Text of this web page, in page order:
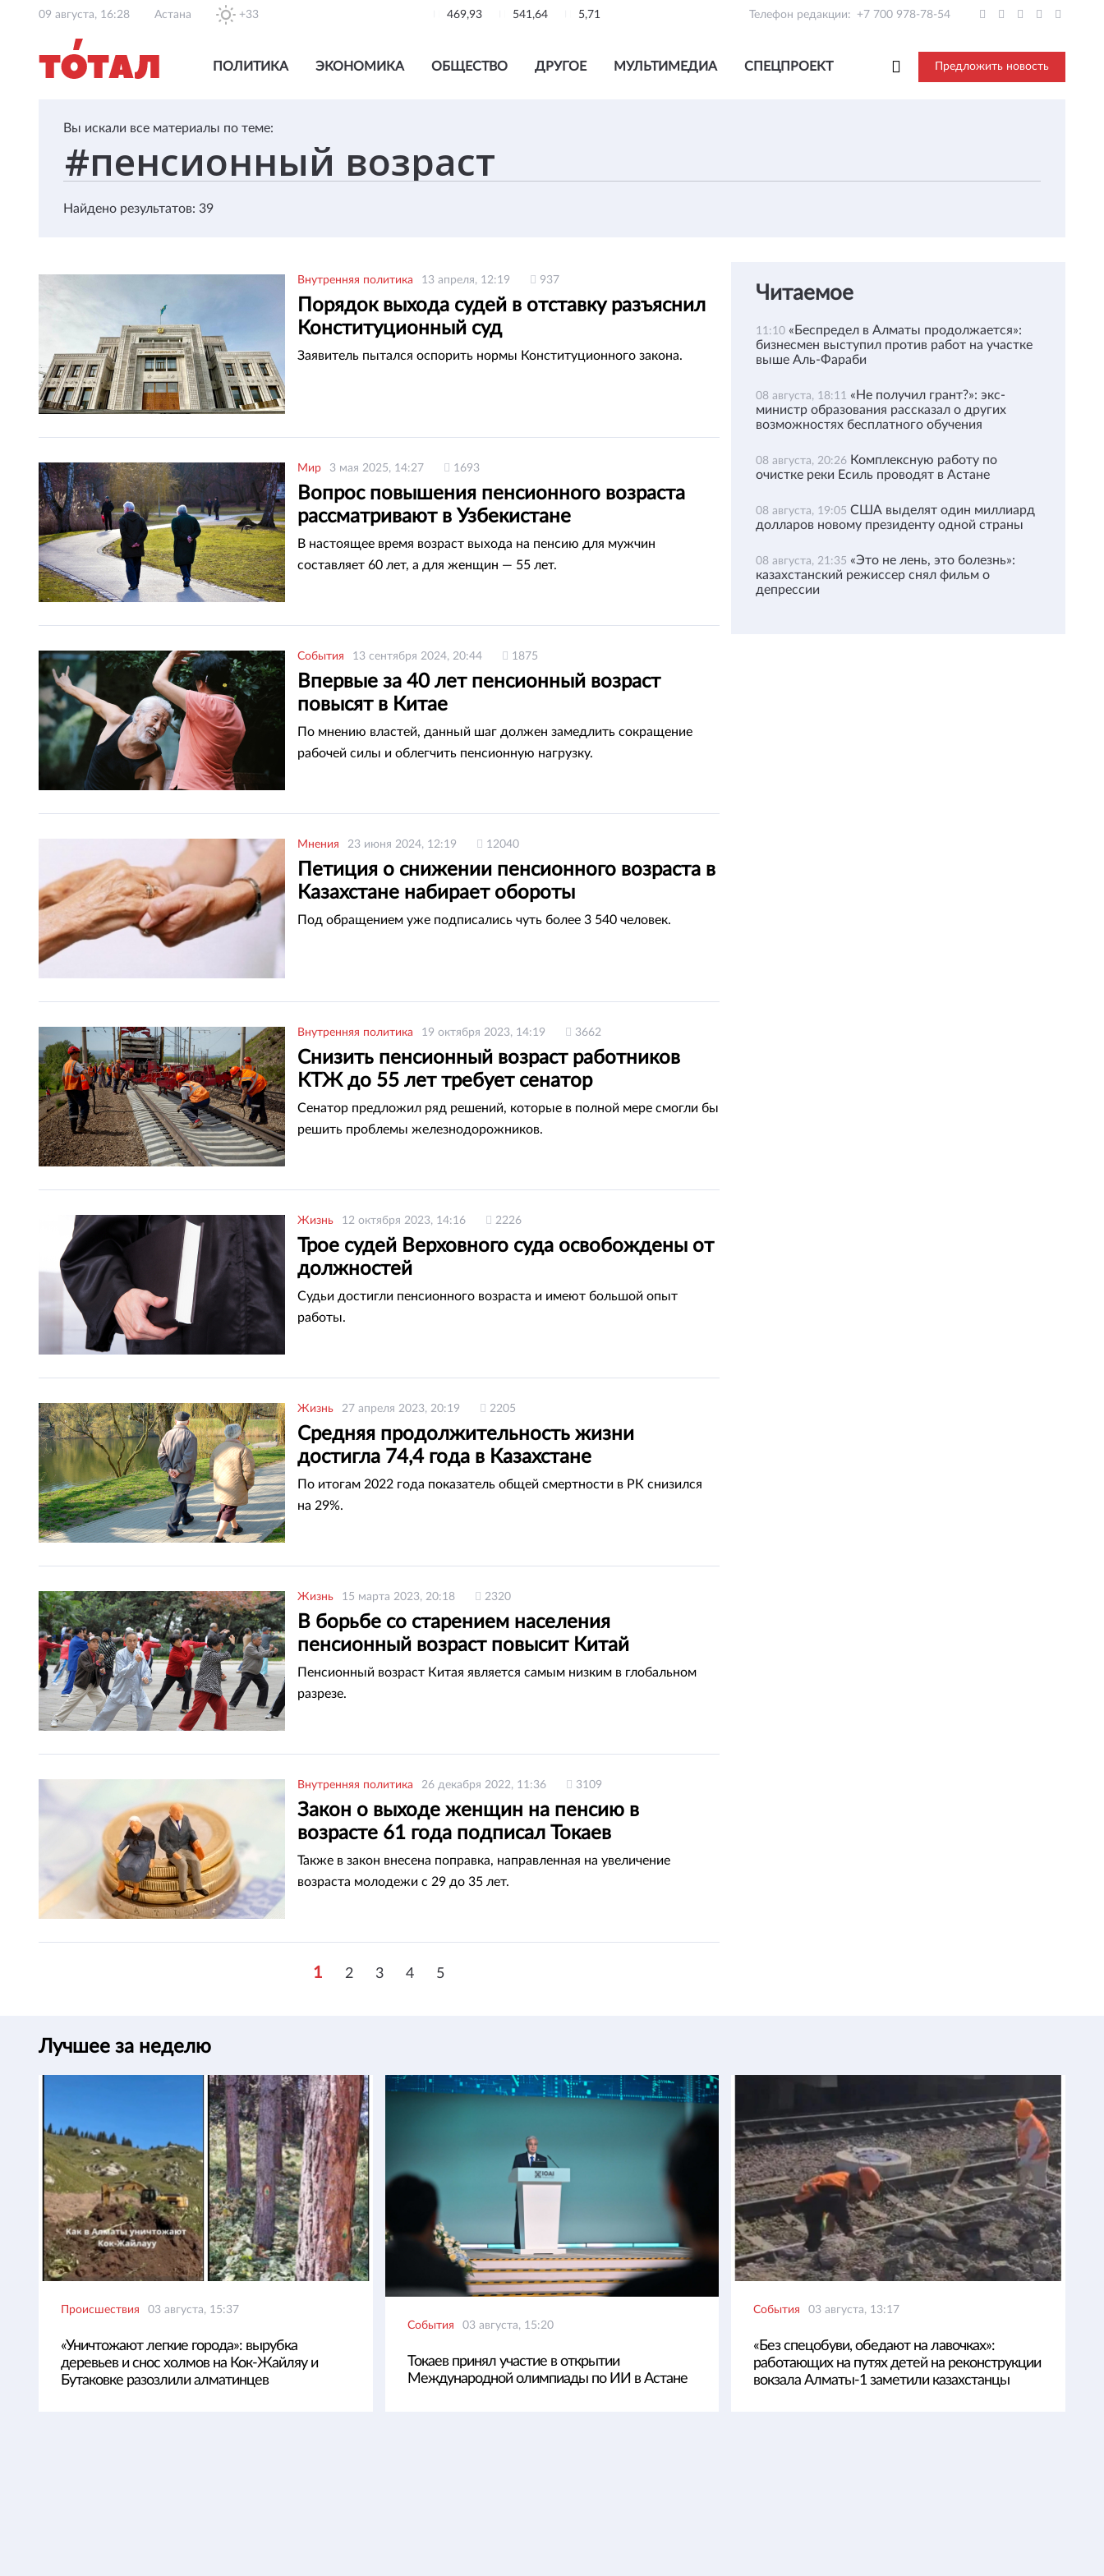
09 августа, 16:28 Астана +33 469,93 541,64 5,71 Телефон редакции: +7 700 978-78-54
ПОЛИТИКА ЭКОНОМИКА ОБЩЕСТВО ДРУГОЕ МУЛЬТИМЕДИА СПЕЦПРОЕКТ Предложить новость
Вы искали все материалы по теме:
Найдено результатов: 39
Внутренняя политика 13 апреля, 12:19 937
Порядок выхода судей в отставку разъяснил
Конституционный суд
Заявитель пытался оспорить нормы Конституционного закона.
Мир 3 мая 2025, 14:27 1693
Вопрос повышения пенсионного возраста
рассматривают в Узбекистане
В настоящее время возраст выхода на пенсию для мужчин
составляет 60 лет, а для женщин — 55 лет.
События 13 сентября 2024, 20:44 1875
Впервые за 40 лет пенсионный возраст
повысят в Китае
По мнению властей, данный шаг должен замедлить сокращение
рабочей силы и облегчить пенсионную нагрузку.
Мнения 23 июня 2024, 12:19 12040
Петиция о снижении пенсионного возраста в
Казахстане набирает обороты
Под обращением уже подписались чуть более 3 540 человек.
Внутренняя политика 19 октября 2023, 14:19 3662
Снизить пенсионный возраст работников
КТЖ до 55 лет требует сенатор
Сенатор предложил ряд решений, которые в полной мере смогли бы
решить проблемы железнодорожников.
Жизнь 12 октября 2023, 14:16 2226
Трое судей Верховного суда освобождены от
должностей
Судьи достигли пенсионного возраста и имеют большой опыт
работы.
Жизнь 27 апреля 2023, 20:19 2205
Средняя продолжительность жизни
достигла 74,4 года в Казахстане
По итогам 2022 года показатель общей смертности в РК снизился
на 29%.
Жизнь 15 марта 2023, 20:18 2320
В борьбе со старением населения
пенсионный возраст повысит Китай
Пенсионный возраст Китая является самым низким в глобальном
разрезе.
Внутренняя политика 26 декабря 2022, 11:36 3109
Закон о выходе женщин на пенсию в
возрасте 61 года подписал Токаев
Также в закон внесена поправка, направленная на увеличение
возраста молодежи с 29 до 35 лет.
1 2 3 4 5
Читаемое
11:10 «Беспредел в Алматы продолжается»:
бизнесмен выступил против работ на участке
выше Аль-Фараби
08 августа, 18:11 «Не получил грант?»: экс-
министр образования рассказал о других
возможностях бесплатного обучения
08 августа, 20:26 Комплексную работу по
очистке реки Есиль проводят в Астане
08 августа, 19:05 США выделят один миллиард
долларов новому президенту одной страны
08 августа, 21:35 «Это не лень, это болезнь»:
казахстанский режиссер снял фильм о
депрессии
Лучшее за неделю
Происшествия 03 августа, 15:37
«Уничтожают легкие города»: вырубка
деревьев и снос холмов на Кок-Жайляу и
Бутаковке разозлили алматинцев
События 03 августа, 15:20
Токаев принял участие в открытии
Международной олимпиады по ИИ в Астане
События 03 августа, 13:17
«Без спецобуви, обедают на лавочках»:
работающих на путях детей на реконструкции
вокзала Алматы-1 заметили казахстанцы